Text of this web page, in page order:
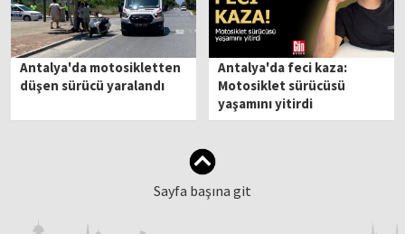
Antalya'da motosikletten
düşen sürücü yaralandı
Antalya'da feci kaza:
Motosiklet sürücüsü
yaşamını yitirdi
Sayfa başına git